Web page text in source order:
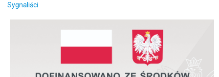
Sygnaliści